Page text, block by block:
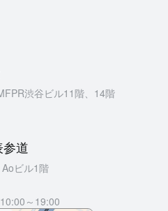
渋谷ビル11階、14階
道
ビル1階
～19:00